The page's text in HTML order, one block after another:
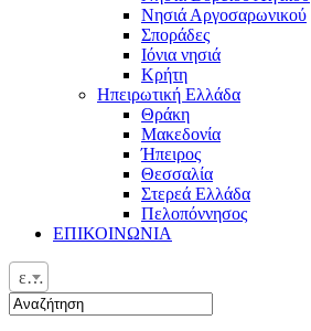
Νησιά Αργοσαρωνικού
Σποράδες
Ιόνια νησιά
Κρήτη
Ηπειρωτική Ελλάδα
Θράκη
Μακεδονία
Ήπειρος
Θεσσαλία
Στερεά Ελλάδα
Πελοπόννησος
ΕΠΙΚΟΙΝΩΝΙΑ
ελ